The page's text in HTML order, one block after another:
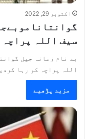
اکتوبر 29, 2022
سیف اللہ پراچہ
بد نام زمانہ جیل
اللہ پراچہ کو رہا
مزید پڑھیے